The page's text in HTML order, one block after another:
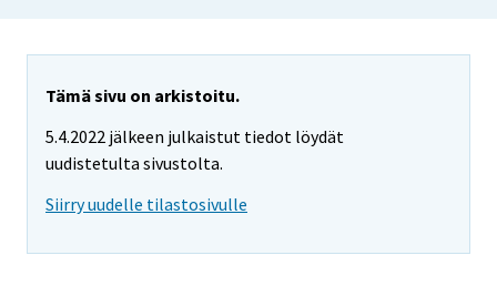
Tämä sivu on arkistoitu.
5.4.2022 jälkeen julkaistut tiedot löydät
uudistetulta sivustolta.
Siirry uudelle tilastosivulle